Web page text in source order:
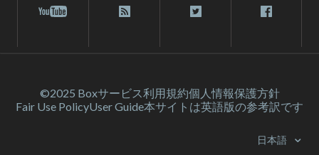
©2025 Boxサービス利⽤規約個人情報保護方針
Fair Use PolicyUser Guide本サイトは英語版の参考訳です
日本語